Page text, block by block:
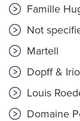
Famille
Not
Martell
Dopff &
Louis
Domaine